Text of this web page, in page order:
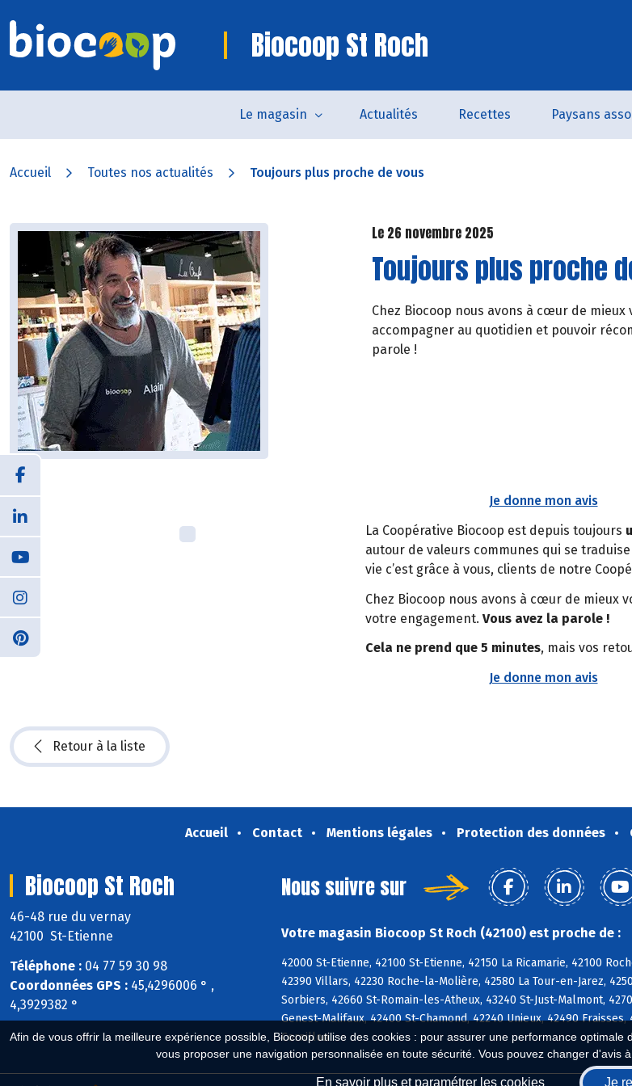
Afin de vous offrir la meilleure expérience possible, Biocoop utilise des cookies : pour assurer une performance
vous proposer une navigation personnalisée en toute sécurité. Vous pouvez changer d'avis
En savoir plus et paramétrer les cookies Je
Biocoop St Roch
Le magasin Actualités Recettes Paysans
Accueil Toutes nos actualités Toujours plus proche de vous
Le 26 novembre 2025
Toujours plus proche
Chez Biocoop nous avons à cœur de
accompagner au quotidien et pouvoir
parole !
Je donne mon avis
La Coopérative Biocoop est depuis toujours
autour de valeurs communes qui se
vie c’est grâce à vous, clients de notre
Chez Biocoop nous avons à cœur de mieux
votre engagement. Vous avez la parole !
Cela ne prend que 5 minutes, mais vos
Je donne mon avis
Retour à la liste
Accueil Contact Mentions légales Protection des données
Biocoop St Roch
46-48 rue du vernay
42100 St-Etienne
Téléphone : 04 77 59 30 98
Coordonnées GPS : 45,4296006 ° ,
4,3929382 °
Nous suivre sur
Votre magasin Biocoop St Roch (42100) est proche de :
42000 St-Etienne, 42100 St-Etienne, 42150 La Ricamarie, 42100
42390 Villars, 42230 Roche-la-Molière, 42580 La Tour-en-Jarez,
Sorbiers, 42660 St-Romain-les-Atheux, 43240 St-Just-Malmont,
Genest-Malifaux, 42400 St-Chamond, 42240 Unieux, 42490
Cornillon